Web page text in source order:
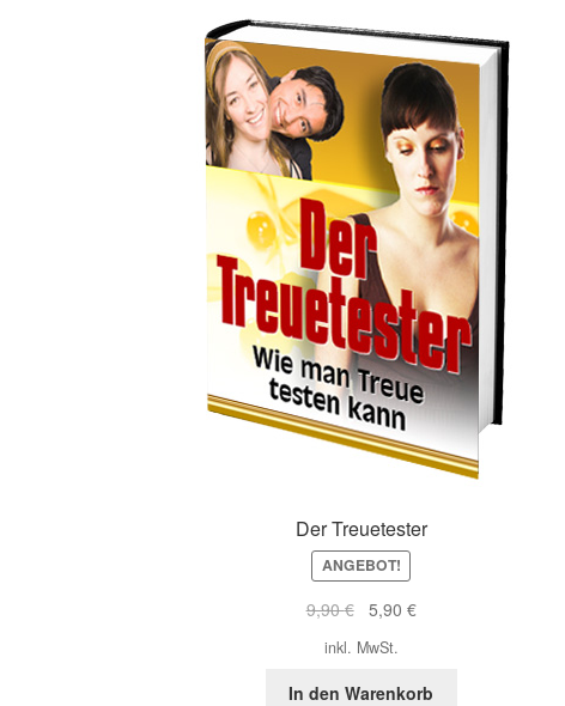
Der Treuetester
ANGEBOT!
9,90€
Ursprünglicher
war:
9,90 €
5,90€Aktueller
5,90 €.
inkl. MwSt.
In den Warenkorb